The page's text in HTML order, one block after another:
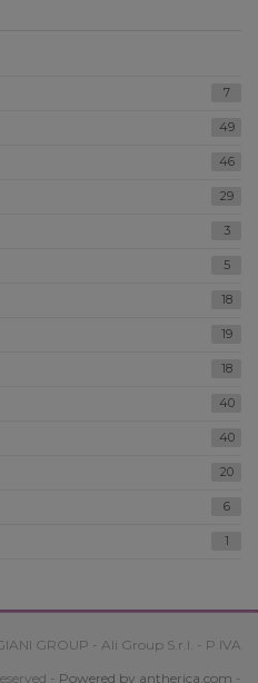
7
49
46
29
3
5
18
19
18
40
40
20
6
1
GROUP - Ali Group S.r.l. - P.IVA
- Powered by antherica.com -